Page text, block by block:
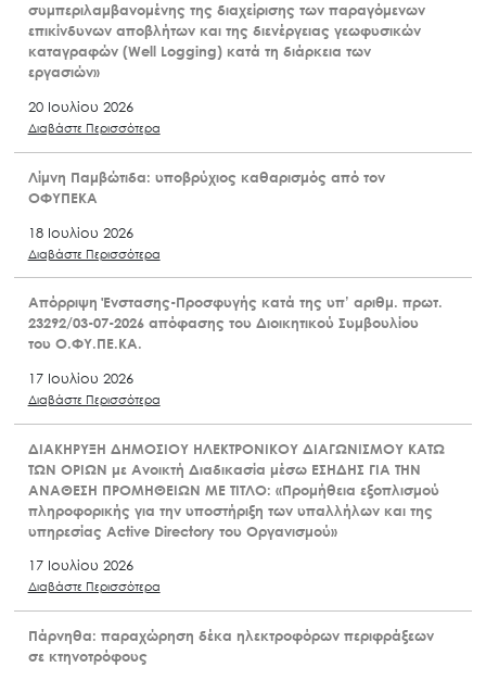
συμπεριλαμβανομένης της διαχείρισης των παραγόμενων
επικίνδυνων αποβλήτων και της διενέργειας γεωφυσικών
καταγραφών (Well Logging) κατά τη διάρκεια των
εργασιών»
20 Ιουλίου 2026
Διαβάστε Περισσότερα
Λίμνη Παμβώτιδα: υποβρύχιος καθαρισμός από τον
ΟΦΥΠΕΚΑ
18 Ιουλίου 2026
Διαβάστε Περισσότερα
Απόρριψη Ένστασης-Προσφυγής κατά της υπ’ αριθμ. πρωτ.
23292/03-07-2026 απόφασης του Διοικητικού Συμβουλίου
του Ο.ΦΥ.ΠΕ.ΚΑ.
17 Ιουλίου 2026
Διαβάστε Περισσότερα
ΔΙΑΚΗΡΥΞΗ ΔΗΜΟΣΙΟΥ ΗΛΕΚΤΡΟΝΙΚΟΥ ΔΙΑΓΩΝΙΣΜΟΥ ΚΑΤΩ
ΤΩΝ ΟΡΙΩΝ με Ανοικτή Διαδικασία μέσω ΕΣΗΔΗΣ ΓΙΑ ΤΗΝ
ΑΝΑΘΕΣΗ ΠΡΟΜΗΘΕΙΩΝ ΜΕ ΤΙΤΛΟ: «Προμήθεια εξοπλισμού
πληροφορικής για την υποστήριξη των υπαλλήλων και της
υπηρεσίας Active Directory του Οργανισμού»
17 Ιουλίου 2026
Διαβάστε Περισσότερα
Πάρνηθα: παραχώρηση δέκα ηλεκτροφόρων περιφράξεων
σε κτηνοτρόφους